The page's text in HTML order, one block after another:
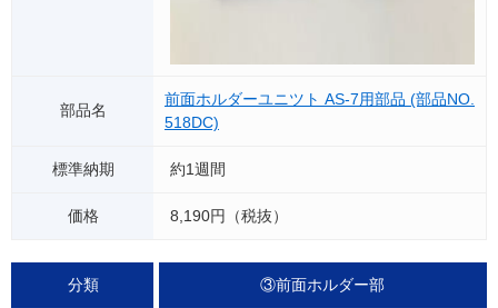
前面ホルダーユニツト AS-7用部品 (部品NO.
518DC)
約1週間
8,190円（税抜）
③前面ホルダー部